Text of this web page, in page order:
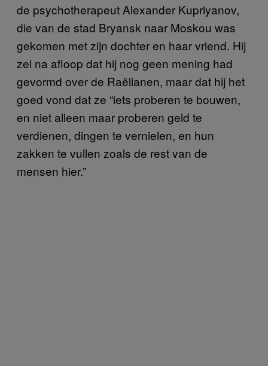
de psychotherapeut Alexander Kupriyanov,
die van de stad Bryansk naar Moskou was
gekomen met zijn dochter en haar vriend. Hij
zei na afloop dat hij nog geen mening had
gevormd over de Raëlianen, maar dat hij het
goed vond dat ze “iets proberen te bouwen,
en niet alleen maar proberen geld te
verdienen, dingen te vernielen, en hun
zakken te vullen zoals de rest van de
mensen hier.”